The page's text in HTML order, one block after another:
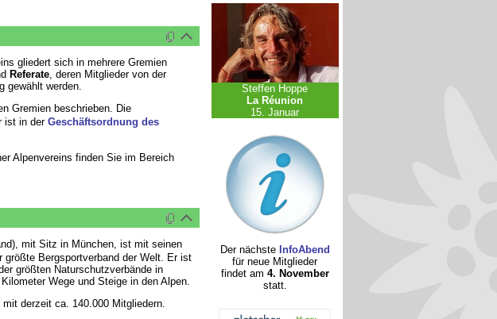
gliedert sich in mehrere Gremien
Referate, deren Mitglieder von der
gewählt werden.
Gremien beschrieben. Die
ist in derGeschäftsordnung des
Alpenvereins finden Sie im Bereich
mit Sitz in München, ist mit seinen
größte Bergsportverband der Welt. Er ist
größten Naturschutzverbände in
Wege und Steige in den Alpen.
derzeit ca. 140.000 Mitgliedern.
Steffen Hoppe
La Réunion
15. Januar
Der nächste InfoAbend
für neue Mitglieder
findet am 4. November
statt.